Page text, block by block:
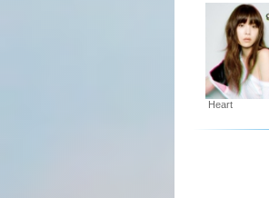
Heart